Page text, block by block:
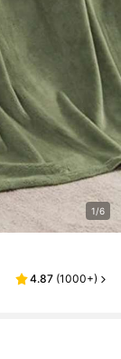
1/6
4.87 (1000+)